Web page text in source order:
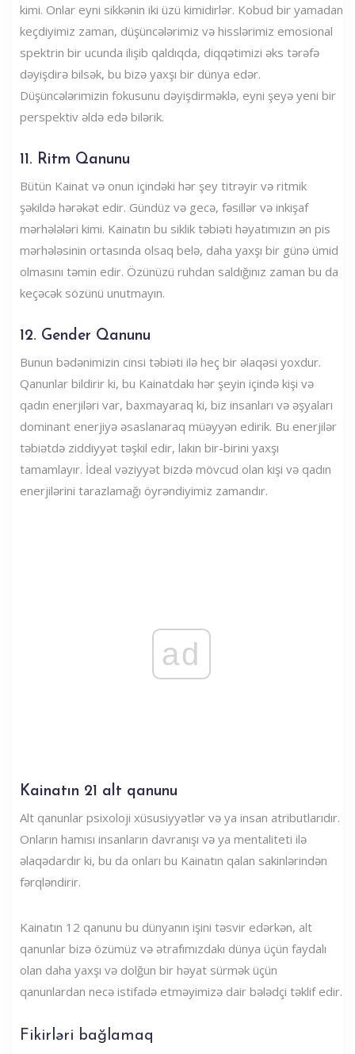
kimi. Onlar eyni sikkənin iki üzü kimidirlər. Kobud bir yamadan
keçdiyimiz zaman, düşüncələrimiz və hisslərimiz emosional
spektrin bir ucunda ilişib qaldıqda, diqqətimizi əks tərəfə
dəyişdirə bilsək, bu bizə yaxşı bir dünya edər.
Düşüncələrimizin fokusunu dəyişdirməklə, eyni şeyə yeni bir
perspektiv əldə edə bilərik.
11. Ritm Qanunu
Bütün Kainat və onun içindəki hər şey titrəyir və ritmik
şəkildə hərəkət edir. Gündüz və gecə, fəsillər və inkişaf
mərhələləri kimi. Kainatın bu siklik təbiəti həyatımızın ən pis
mərhələsinin ortasında olsaq belə, daha yaxşı bir günə ümid
olmasını təmin edir. Özünüzü ruhdan saldığınız zaman bu da
keçəcək sözünü unutmayın.
12. Gender Qanunu
Bunun bədənimizin cinsi təbiəti ilə heç bir əlaqəsi yoxdur.
Qanunlar bildirir ki, bu Kainatdakı hər şeyin içində kişi və
qadın enerjiləri var, baxmayaraq ki, biz insanları və əşyaları
dominant enerjiyə əsaslanaraq müəyyən edirik. Bu enerjilər
təbiətdə ziddiyyət təşkil edir, lakin bir-birini yaxşı
tamamlayır. İdeal vəziyyət bizdə mövcud olan kişi və qadın
enerjilərini tarazlamağı öyrəndiyimiz zamandır.
ad
Kainatın 21 alt qanunu
Alt qanunlar psixoloji xüsusiyyətlər və ya insan atributlarıdır.
Onların hamısı insanların davranışı və ya mentaliteti ilə
əlaqədardır ki, bu da onları bu Kainatın qalan sakinlərindən
fərqləndirir.
Kainatın 12 qanunu bu dünyanın işini təsvir edərkən, alt
qanunlar bizə özümüz və ətrafımızdakı dünya üçün faydalı
olan daha yaxşı və dolğun bir həyat sürmək üçün
qanunlardan necə istifadə etməyimizə dair bələdçi təklif edir.
Fikirləri bağlamaq